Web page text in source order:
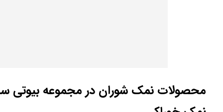
محصولات نمک شوران در مجموعه بیوتی